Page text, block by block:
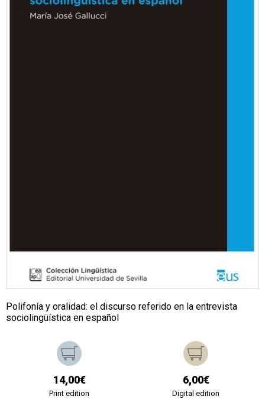
Polifonía y oralidad: el discurso referido en la entrevista
sociolingüística en español
14,00€
Print edition
6,00€
Digital edition